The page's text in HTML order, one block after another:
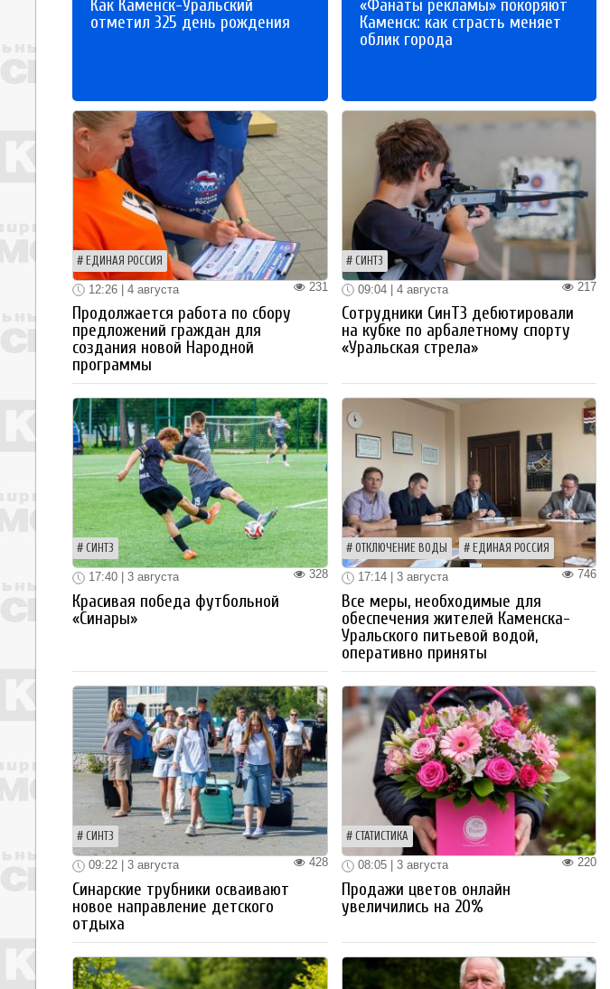
Как Каменск-Уральский
отметил 325 день рождения
«Фанаты рекламы» покоряют
Каменск: как страсть меняет
облик города
ЕДИНАЯ РОССИЯ
231
12:26 | 4 августа
Продолжается работа по сбору
предложений граждан для
создания новой Народной
программы
СИНТЗ
217
09:04 | 4 августа
Сотрудники СинТЗ дебютировали
на кубке по арбалетному спорту
«Уральская стрела»
СИНТЗ
328
17:40 | 3 августа
Красивая победа футбольной
«Синары»
ОТКЛЮЧЕНИЕ ВОДЫ ЕДИНАЯ РОССИЯ
746
17:14 | 3 августа
Все меры, необходимые для
обеспечения жителей Каменска-
Уральского питьевой водой,
оперативно приняты
СИНТЗ
428
09:22 | 3 августа
Синарские трубники осваивают
новое направление детского
отдыха
СТАТИСТИКА
220
08:05 | 3 августа
Продажи цветов онлайн
увеличились на 20%